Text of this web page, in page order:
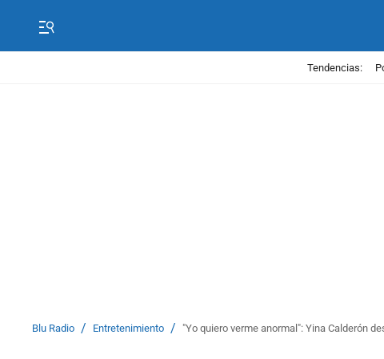
Tendencias:
Blu Radio / Entretenimiento / "Yo quiero verme anormal": Yina Calderón